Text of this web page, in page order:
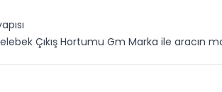
Çıkış Hortumu Gm Marka ile